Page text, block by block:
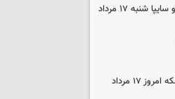
قیمت محصولات ایران‌خودرو و سایپا شنبه ۱۷ مرداد
قیمت زمان بازگشایی طلا و سکه امروز ۱۷ مرداد